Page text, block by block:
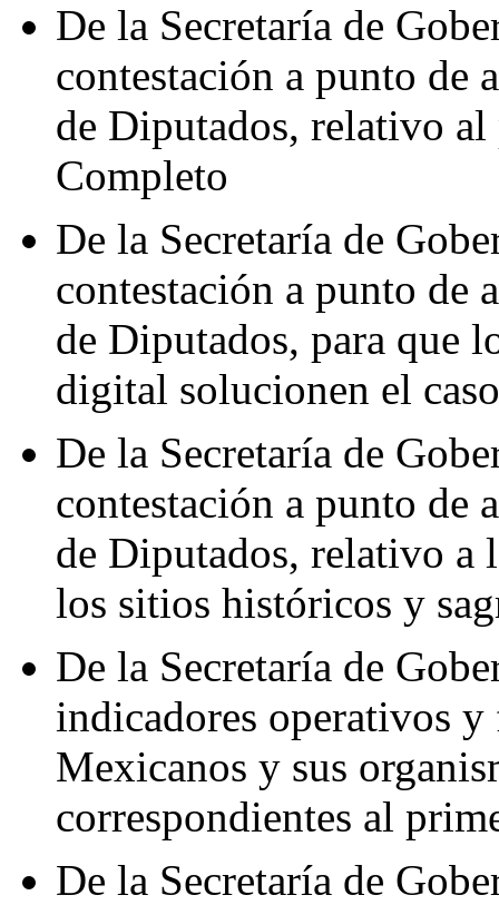
De la Secretaría de
contestación a punto de
de Diputados, relativo al
Completo
De la Secretaría de
contestación a punto de
de Diputados, para que
digital solucionen el
De la Secretaría de
contestación a punto de
de Diputados, relativo a
los sitios históricos y
De la Secretaría de
indicadores operativos
Mexicanos y sus
correspondientes al
De la Secretaría de